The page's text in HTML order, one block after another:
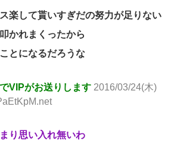
楽して貰いすぎだの努力が足りない
かれまくったから
とになるだろうな
VIPがお送りします 2016/03/24(木)
り思い入れ無いわ